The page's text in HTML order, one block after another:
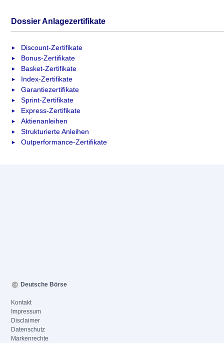
Dossier Anlagezertifikate
Discount-Zertifikate
Bonus-Zertifikate
Basket-Zertifikate
Index-Zertifikate
Garantiezertifikate
Sprint-Zertifikate
Express-Zertifikate
Aktienanleihen
Strukturierte Anleihen
Outperformance-Zertifikate
Deutsche Börse
Kontakt
Impressum
Disclaimer
Datenschutz
Markenrechte